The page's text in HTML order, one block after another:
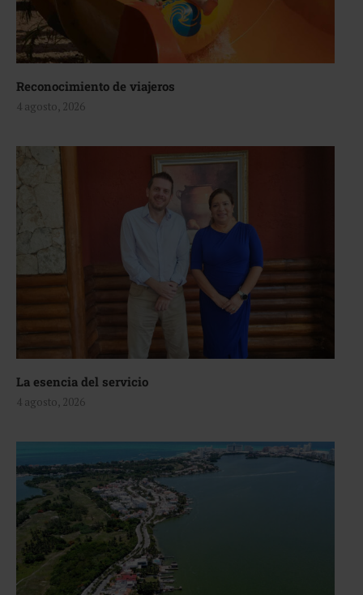
Reconocimiento de viajeros
4 agosto, 2026
La esencia del servicio
4 agosto, 2026